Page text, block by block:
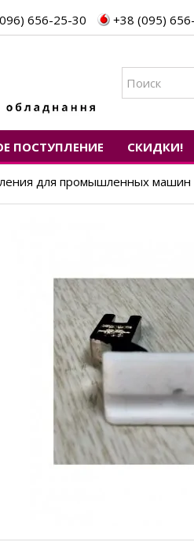
656-25-30 +38 (095)
ПОСТУПЛЕНИЕ СКИДКИ!
для промышленных машин